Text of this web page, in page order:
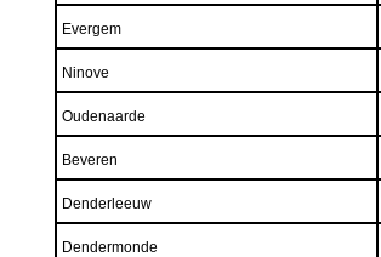
Evergem
Ninove
Oudenaarde
Beveren
Denderleeuw
Dendermonde